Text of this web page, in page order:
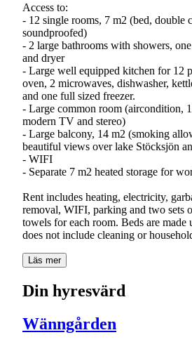
Access to:
- 12 single rooms, 7 m2 (bed, double
soundproofed)
- 2 large bathrooms with showers,
and dryer
- Large well equipped kitchen for 12
oven, 2 microwaves, dishwasher,
and one full sized freezer.
- Large common room (aircondition,
modern TV and stereo)
- Large balcony, 14 m2 (smoking
beautiful views over lake Stöcksjön
- WIFI
- Separate 7 m2 heated storage for
Rent includes heating, electricity,
removal, WIFI, parking and two sets
towels for each room. Beds are made
does not include cleaning or
Läs mer
Din hyresvärd
Wänngården